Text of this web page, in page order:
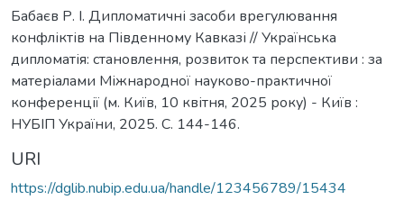
Бабаєв Р. І. Дипломатичні засоби врегулювання
конфліктів на Південному Кавказі // Українська
дипломатія: становлення, розвиток та перспективи : за
матеріалами Міжнародної науково-практичної
конференції (м. Київ, 10 квітня, 2025 року) - Київ :
НУБІП України, 2025. С. 144-146.
URI
https://dglib.nubip.edu.ua/handle/123456789/15434